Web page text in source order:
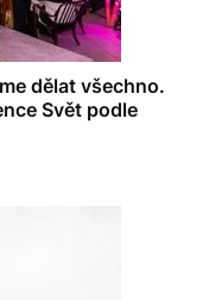
dělat všechno.
Svět podle